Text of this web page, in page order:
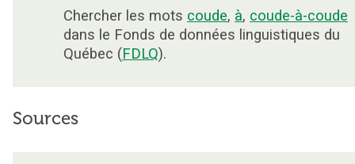
Chercher les mots coude, à, coude-à-coude
dans le Fonds de données linguistiques du
Québec (FDLQ).
Sources